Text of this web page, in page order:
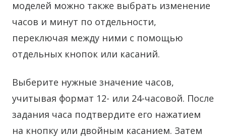
моделей можно также выбрать изменение
часов и минут по отдельности,
переключая между ними с помощью
отдельных кнопок или касаний.
Выберите нужные значение часов,
учитывая формат 12- или 24-часовой. После
задания часа подтвердите его нажатием
на кнопку или двойным касанием. Затем